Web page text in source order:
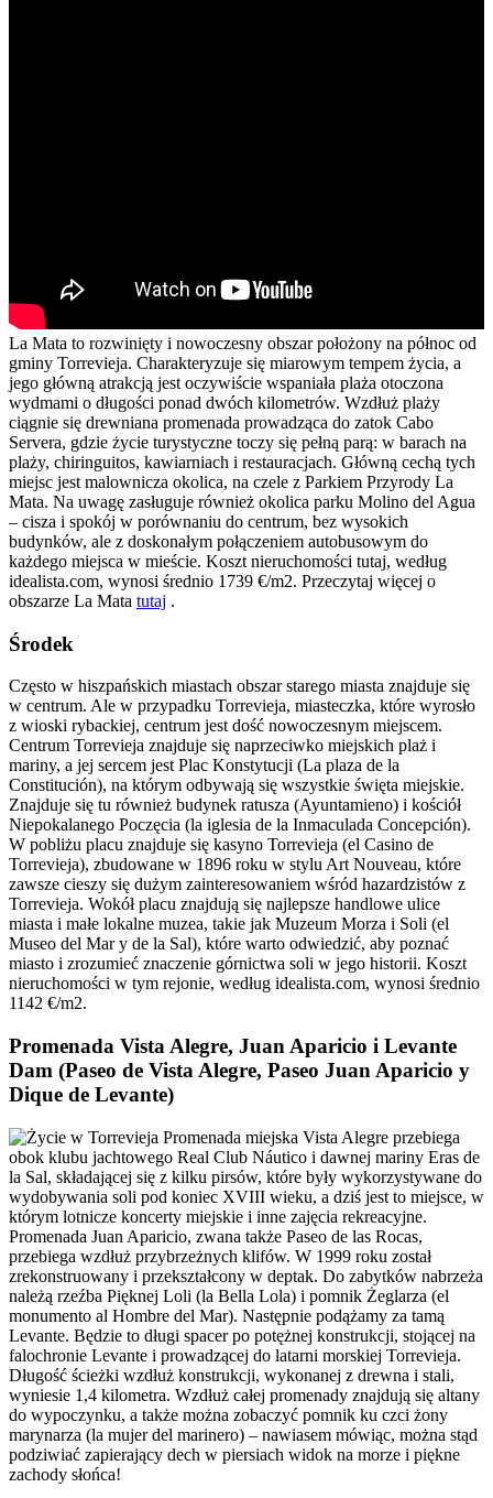
La Mata to rozwinięty i nowoczesny obszar położony na północ od
gminy Torrevieja. Charakteryzuje się miarowym tempem życia, a
jego główną atrakcją jest oczywiście wspaniała plaża otoczona
wydmami o długości ponad dwóch kilometrów. Wzdłuż plaży
ciągnie się drewniana promenada prowadząca do zatok Cabo
Servera, gdzie życie turystyczne toczy się pełną parą: w barach na
plaży, chiringuitos, kawiarniach i restauracjach. Główną cechą tych
miejsc jest malownicza okolica, na czele z Parkiem Przyrody La
Mata. Na uwagę zasługuje również okolica parku Molino del Agua
– cisza i spokój w porównaniu do centrum, bez wysokich
budynków, ale z doskonałym połączeniem autobusowym do
każdego miejsca w mieście. Koszt nieruchomości tutaj, według
idealista.com, wynosi średnio 1739 €/m2. Przeczytaj więcej o
obszarze La Mata tutaj .
Środek
Często w hiszpańskich miastach obszar starego miasta znajduje się
w centrum. Ale w przypadku Torrevieja, miasteczka, które wyrosło
z wioski rybackiej, centrum jest dość nowoczesnym miejscem.
Centrum Torrevieja znajduje się naprzeciwko miejskich plaż i
mariny, a jej sercem jest Plac Konstytucji (La plaza de la
Constitución), na którym odbywają się wszystkie święta miejskie.
Znajduje się tu również budynek ratusza (Ayuntamieno) i kościół
Niepokalanego Poczęcia (la iglesia de la Inmaculada Concepción).
W pobliżu placu znajduje się kasyno Torrevieja (el Casino de
Torrevieja), zbudowane w 1896 roku w stylu Art Nouveau, które
zawsze cieszy się dużym zainteresowaniem wśród hazardzistów z
Torrevieja. Wokół placu znajdują się najlepsze handlowe ulice
miasta i małe lokalne muzea, takie jak Muzeum Morza i Soli (el
Museo del Mar y de la Sal), które warto odwiedzić, aby poznać
miasto i zrozumieć znaczenie górnictwa soli w jego historii. Koszt
nieruchomości w tym rejonie, według idealista.com, wynosi średnio
1142 €/m2.
Promenada Vista Alegre, Juan Aparicio i Levante
Dam (Paseo de Vista Alegre, Paseo Juan Aparicio y
Dique de Levante)
Promenada miejska Vista Alegre przebiega
obok klubu jachtowego Real Club Náutico i dawnej mariny Eras de
la Sal, składającej się z kilku pirsów, które były wykorzystywane do
wydobywania soli pod koniec XVIII wieku, a dziś jest to miejsce, w
którym lotnicze koncerty miejskie i inne zajęcia rekreacyjne.
Promenada Juan Aparicio, zwana także Paseo de las Rocas,
przebiega wzdłuż przybrzeżnych klifów. W 1999 roku został
zrekonstruowany i przekształcony w deptak. Do zabytków nabrzeża
należą rzeźba Pięknej Loli (la Bella Lola) i pomnik Żeglarza (el
monumento al Hombre del Mar). Następnie podążamy za tamą
Levante. Będzie to długi spacer po potężnej konstrukcji, stojącej na
falochronie Levante i prowadzącej do latarni morskiej Torrevieja.
Długość ścieżki wzdłuż konstrukcji, wykonanej z drewna i stali,
wyniesie 1,4 kilometra. Wzdłuż całej promenady znajdują się altany
do wypoczynku, a także można zobaczyć pomnik ku czci żony
marynarza (la mujer del marinero) – nawiasem mówiąc, można stąd
podziwiać zapierający dech w piersiach widok na morze i piękne
zachody słońca!